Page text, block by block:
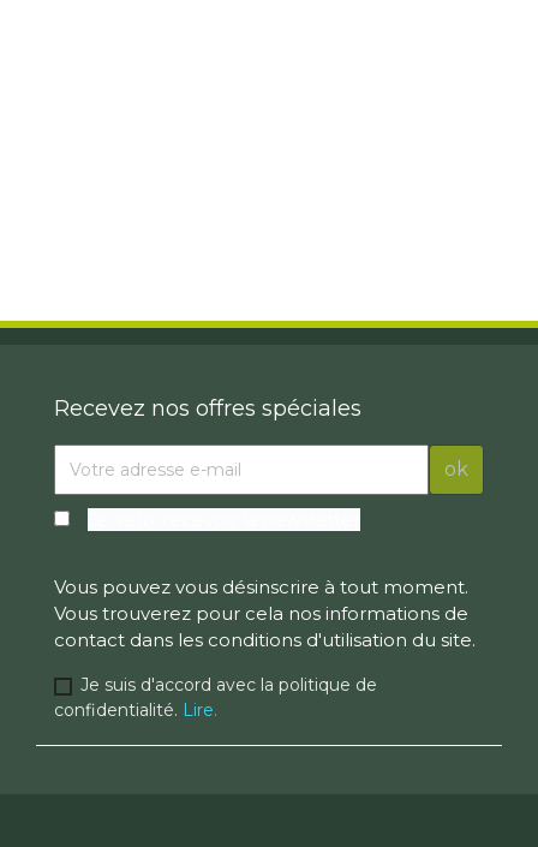
Recevez nos offres spéciales
Vous pouvez vous désinscrire à tout moment.
Vous trouverez pour cela nos informations de
contact dans les conditions d'utilisation du site.
Je suis d'accord avec la politique de
confidentialité. Lire.